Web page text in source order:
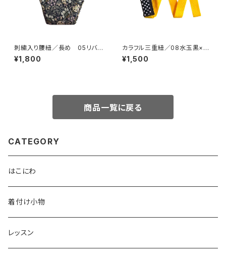
刺繍入り腰紐／長め 05リバテ
ィ黒【コットンきもの屋＊san】
¥1,800
カラフル三重紐／08水玉黒×黄
【コットンきもの屋＊san】
¥1,500
商品一覧に戻る
CATEGORY
はこにわ
着付け小物
レッスン